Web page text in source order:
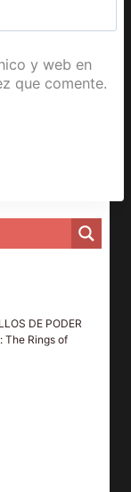
y web en
que comente.
DE PODER
The Rings of